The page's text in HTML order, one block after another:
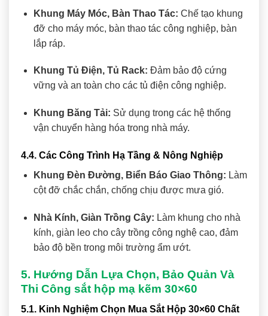
Khung Máy Móc, Bàn Thao Tác: Chế tạo khung
đỡ cho máy móc, bàn thao tác công nghiệp, bàn
lắp ráp.
Khung Tủ Điện, Tủ Rack: Đảm bảo độ cứng
vững và an toàn cho các tủ điện công nghiệp.
Khung Băng Tải: Sử dụng trong các hệ thống
vận chuyển hàng hóa trong nhà máy.
4.4. Các Công Trình Hạ Tầng & Nông Nghiệp
Khung Đèn Đường, Biển Báo Giao Thông: Làm
cột đỡ chắc chắn, chống chịu được mưa gió.
Nhà Kính, Giàn Trồng Cây: Làm khung cho nhà
kính, giàn leo cho cây trồng công nghệ cao, đảm
bảo độ bền trong môi trường ẩm ướt.
5. Hướng Dẫn Lựa Chọn, Bảo Quản Và
Thi Công sắt hộp mạ kẽm 30×60
5.1. Kinh Nghiệm Chọn Mua Sắt Hộp 30×60 Chất